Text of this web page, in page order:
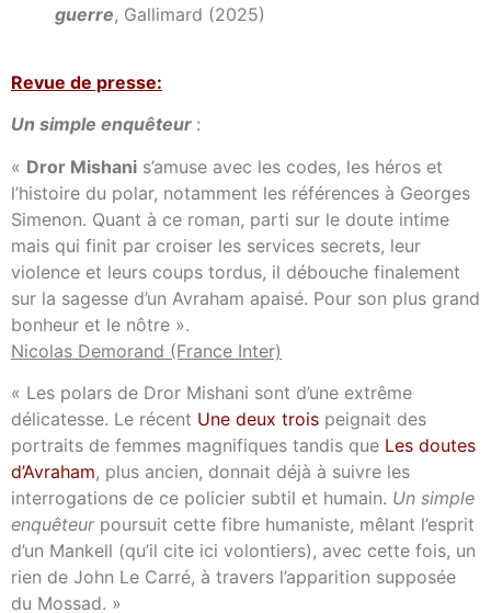
guerre, Gallimard (2025)
Revue de presse:
Un simple enquêteur :
« Dror Mishani s’amuse avec les codes, les héros et
l’histoire du polar, notamment les références à Georges
Simenon. Quant à ce roman, parti sur le doute intime
mais qui finit par croiser les services secrets, leur
violence et leurs coups tordus, il débouche finalement
sur la sagesse d’un Avraham apaisé. Pour son plus grand
bonheur et le nôtre ».
Nicolas Demorand (France Inter)
« Les polars de Dror Mishani sont d’une extrême
délicatesse. Le récent Une deux trois peignait des
portraits de femmes magnifiques tandis que Les doutes
d’Avraham, plus ancien, donnait déjà à suivre les
interrogations de ce policier subtil et humain. Un simple
enquêteurpoursuit cette fibre humaniste, mêlant l’esprit
d’un Mankell (qu’il cite ici volontiers), avec cette fois, un
rien de John Le Carré, à travers l’apparition supposée
du Mossad. »